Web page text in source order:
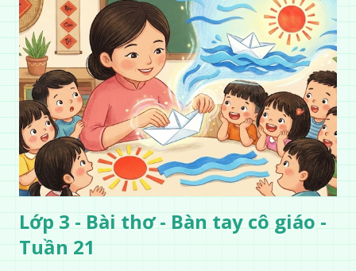
Lớp 3 - Bài thơ - Bàn tay cô giáo -
Tuần 21